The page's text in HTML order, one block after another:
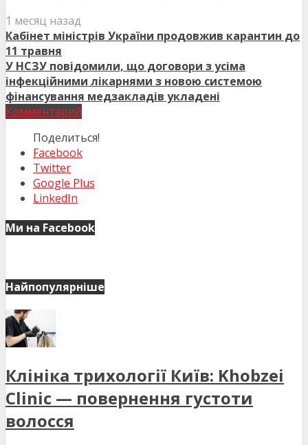
1 месяц назад
Кабінет міністрів України продовжив карантин до
11 травня
У НСЗУ повідомили, що договори з усіма
інфекційними лікарнями з новою системою
фінансування медзакладів укладені
Комментарий
Поделиться!
Facebook
Twitter
Google Plus
LinkedIn
Ми на Facebook
Найпопулярніше
Клініка трихології Київ: Khobzei
Clinic — повернення густоти
волосся